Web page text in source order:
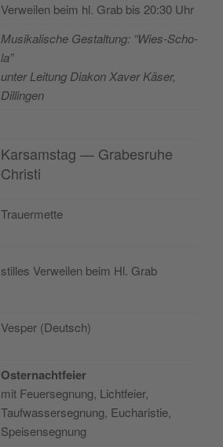
Ver­wei­len beim hl. Grab bis 20:30 Uhr
Musi­ka­lis­che Ges­tal­tung: “Wies-Scho­
la”
unter Lei­tung Dia­kon Xaver Käser,
Dillingen
Karsamstag — Grabesruhe
Christi
Trauer­met­te
sti­lles Ver­wei­len beim Hl. Grab
Ves­per (Deu­tsch)
Oster­nacht­feier
mit Feuer­seg­nung, Lichtfeier,
Tauf­was­ser­seg­nung, Eucha­ris­tie,
Speisensegnung